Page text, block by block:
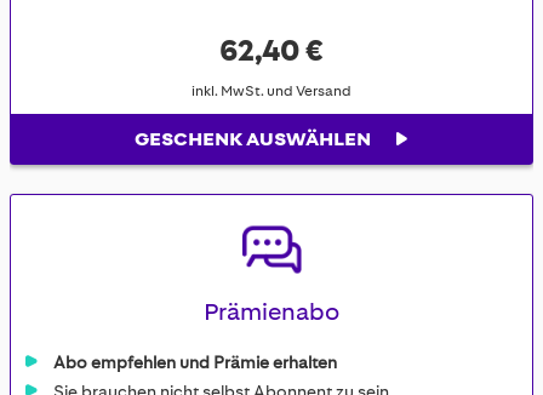
62,40 €
inkl. MwSt. und Versand
GESCHENK AUSWÄHLEN
Prämienabo
Abo empfehlen und Prämie erhalten